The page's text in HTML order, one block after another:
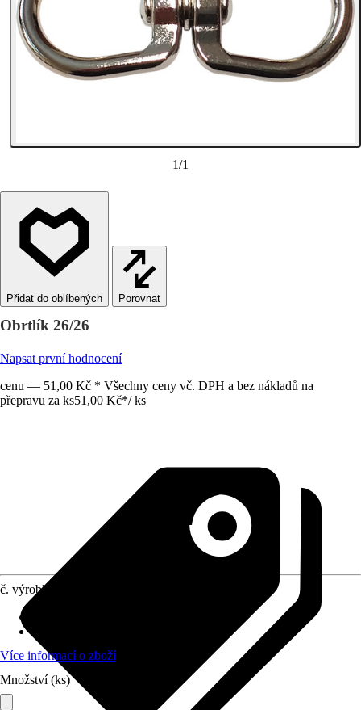
1/1
Porovnat
Obrtlík 26/26
Napsat první hodnocení
cenu — 51,00 Kč * Všechny ceny vč. DPH a bez nákladů na
přepravu za ks51,00 Kč*/ ks
č. výrobku
Více informací o zboží
Množství (ks)